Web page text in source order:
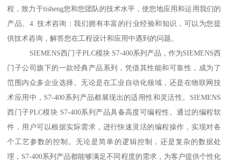
程，致力于tisheng您和您团队的技术水平，使您地应用和运用我们的
产品。4. 技术咨询：我们拥有丰富的行业经验和知识，可以为您提
供技术咨询，解答您在工程设计和应用中遇到的问题。
SIEMENS西门子PLC模块 S7-400系列产品，作为SIEMENS西
门子公司旗下的一款经典产品系列，凭借其性能和可靠性，成为了
范围内众多企业选择。无论是在工业自动化领域，还是在物联网技
术应用中，S7-400系列产品都展现出的适用性和灵活性。SIEMENS
西门子PLC模块 S7-400系列产品具备高度可编程性。通过的编程软
件，用户可以根据实际需求，进行快速灵活的编程操作，实现对各
个工艺参数的控制。无论是简单的逻辑控制，还是复杂的数据处
理，S7-400系列产品都能够满足不同程度的需求，为客户提供个性化